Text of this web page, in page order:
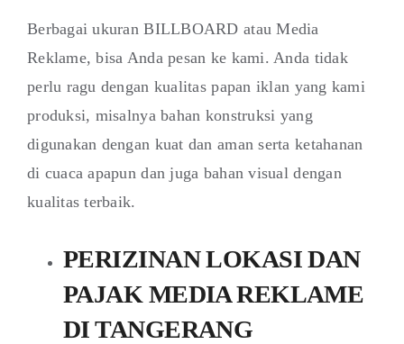
Berbagai ukuran BILLBOARD atau Media
Reklame, bisa Anda pesan ke kami. Anda tidak
perlu ragu dengan kualitas papan iklan yang kami
produksi, misalnya bahan konstruksi yang
digunakan dengan kuat dan aman serta ketahanan
di cuaca apapun dan juga bahan visual dengan
kualitas terbaik.
PERIZINAN LOKASI DAN
PAJAK MEDIA REKLAME
DI TANGERANG